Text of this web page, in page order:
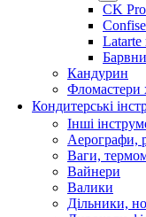
CK
Latarte
Кандурин
Фломастери
Кондитерські
Інші
Аерографи,
Ваги,
Вайнери
Валики
Дільники,